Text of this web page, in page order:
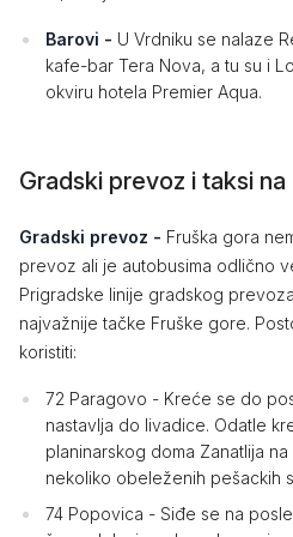
Barovi - U Vrdniku se nalaze
kafe-bar Tera Nova, a tu su i
okviru hotela Premier Aqua.
Gradski prevoz i taksi
Gradski prevoz - Fruška gora
prevoz ali je autobusima odlično
Prigradske linije gradskog
najvažnije tačke Fruške gore.
koristiti:
72 Paragovo - Kreće se do
nastavlja do livadice. Odatle
planinarskog doma Zanatlija
nekoliko obeleženih pešackih
74 Popovica - Siđe se na